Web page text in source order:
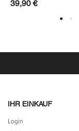
39,90 €
IHR EINKAUF
Login